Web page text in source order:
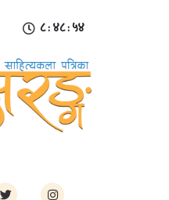
८ : ४८ : ५५